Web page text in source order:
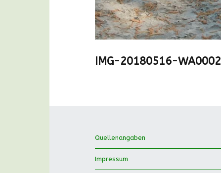
IMG-20180516-WA0002
Quellenangaben
Impressum